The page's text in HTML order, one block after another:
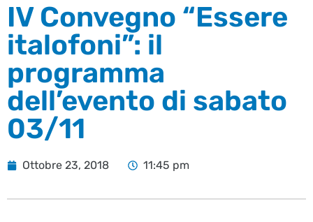
IV Convegno “Essere
italofoni”: il
programma
dell’evento di sabato
03/11
Ottobre 23, 2018 11:45 pm